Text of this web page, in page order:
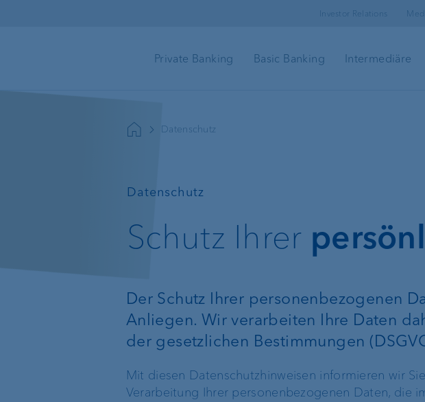
Investor Relations
Private Banking Basic Banking Intermediäre
Zielbasierte Beratung
Anlageprodukte
Nachhaltiges Anlegen
Nachlassplanung
Datenschutz
Datenschutz
—
Schutz Ihrer
Der Schutz Ihrer personenbezogenen
Anliegen. Wir verarbeiten Ihre Daten
der gesetzlichen Bestimmungen
Mit diesen Datenschutzhinweisen informieren wir
Verarbeitung Ihrer personenbezogenen Daten, die